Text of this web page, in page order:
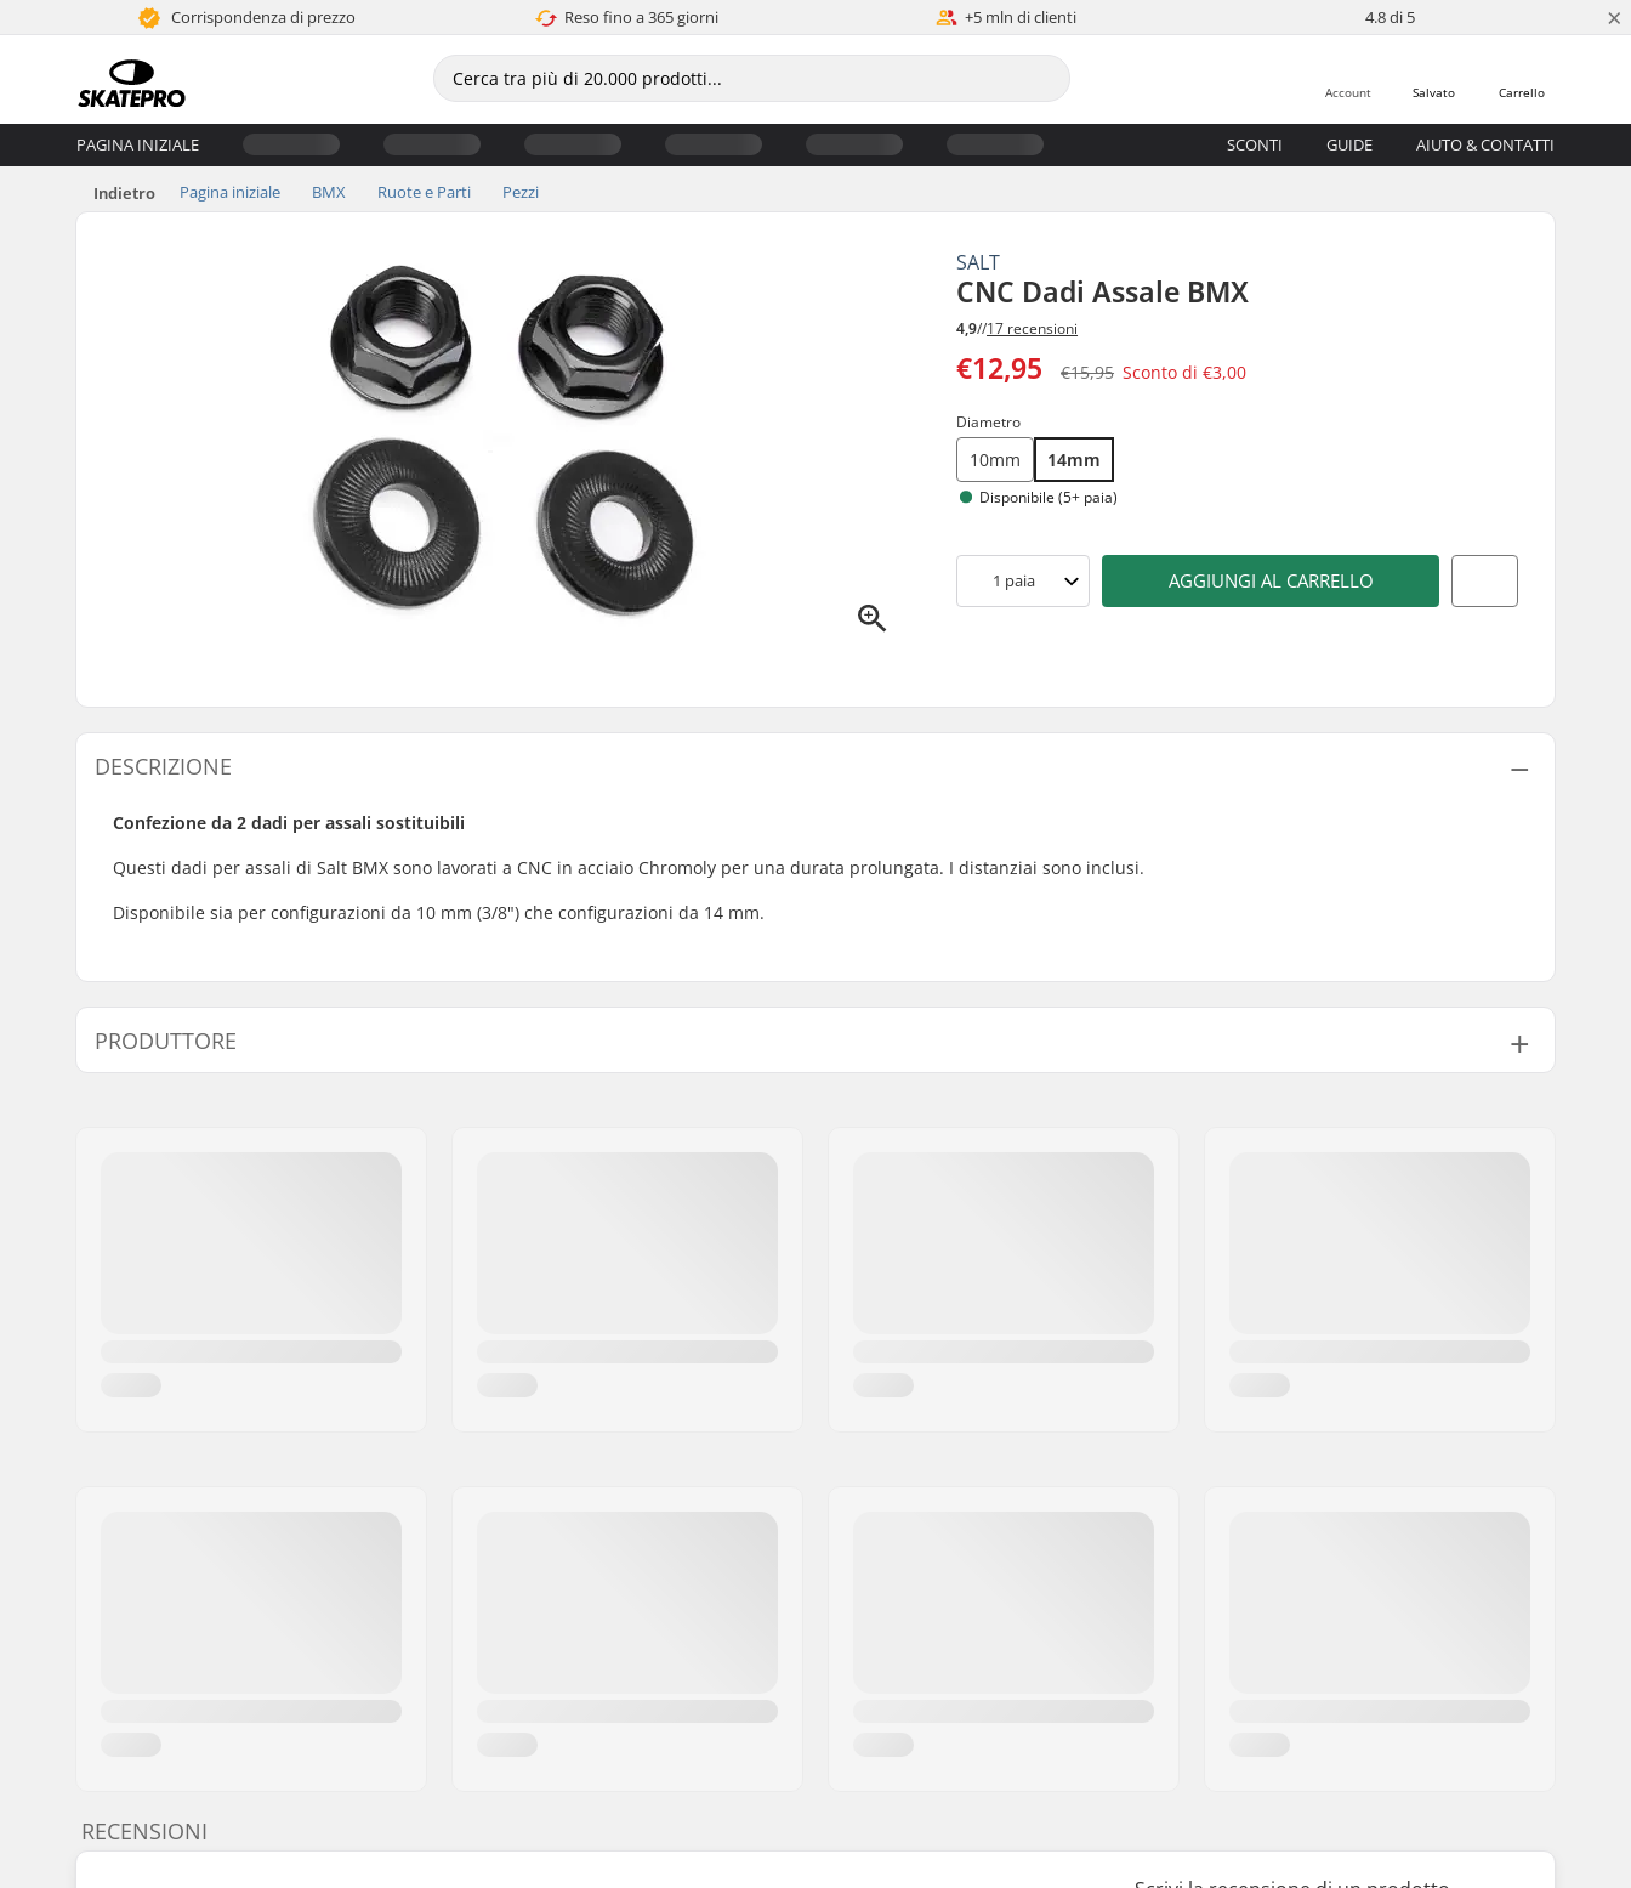
Corrispondenza di prezzo Reso fino a 365 giorni +5 mln di clienti 4.8 di 5 ×
Carrello
Salvato
Account
PAGINA INIZIALE SCONTI GUIDE AIUTO & CONTATTI
Indietro Pagina iniziale BMX Ruote e Parti Pezzi
SALT
CNC Dadi Assale BMX
4,9//17 recensioni
€12,95 €15,95 Sconto di€3,00
Diametro
10mm 14mm
Disponibile (5+ paia)
1 paia AGGIUNGI AL CARRELLO
DESCRIZIONE
Confezione da 2 dadi per assali sostituibili
Questi dadi per assali di Salt BMX sono lavorati a CNC in acciaio Chromoly per una durata prolungata. I distanziai sono inclusi.
Disponibile sia per configurazioni da 10 mm (3/8") che configurazioni da 14 mm.
PRODUTTORE
RECENSIONI